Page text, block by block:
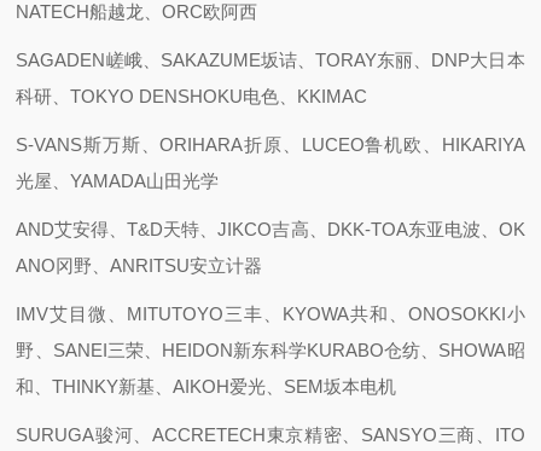
NATECH船越龙、ORC欧阿西
SAGADEN嵯峨、SAKAZUME坂诘、TORAY东丽、DNP大日本
科研、TOKYO DENSHOKU电色、KKIMAC
S-VANS斯万斯、ORIHARA折原、LUCEO鲁机欧、HIKARIYA
光屋、YAMADA山田光学
AND艾安得、T&D天特、JIKCO吉高、DKK-TOA东亚电波、OK
ANO冈野、ANRITSU安立计器
IMV艾目微、MITUTOYO三丰、KYOWA共和、ONOSOKKI小
野、SANEI三荣、HEIDON新东科学KURABO仓纺、SHOWA昭
和、THINKY新基、AIKOH爱光、SEM坂本电机
SURUGA骏河、ACCRETECH東京精密、SANSYO三商、ITO